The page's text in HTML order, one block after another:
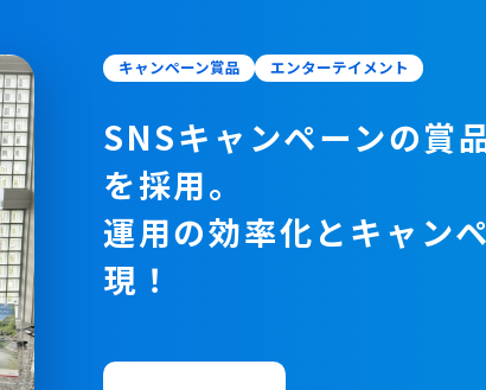
キャンペーン賞品 エンターテイメント
SNSキャンペーンの賞
を採用。
運用の効率化とキャン
現！